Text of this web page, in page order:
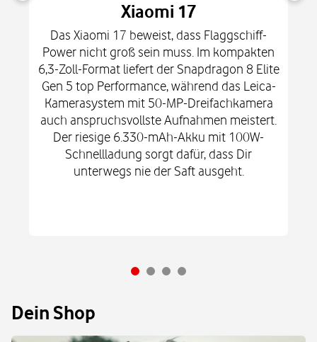
Xiaomi 17
Das Xiaomi 17 beweist, dass Flaggschiff-
Power nicht groß sein muss. Im kompakten
6,3-Zoll-Format liefert der Snapdragon 8 Elite
Gen 5 top Performance, während das Leica-
Kamerasystem mit 50-MP-Dreifachkamera
auch anspruchsvollste Aufnahmen meistert.
Der riesige 6.330-mAh-Akku mit 100W-
Schnellladung sorgt dafür, dass Dir
unterwegs nie der Saft ausgeht.
Dein Shop